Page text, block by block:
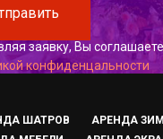
заявку, Вы
конфиденцальности
ШАТРОВ
АРЕНДА